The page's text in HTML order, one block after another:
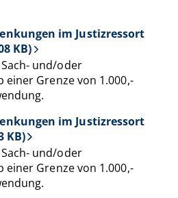
im Justizressort
KB)
und/oder
einer Grenze von 1.000,-
im Justizressort
KB)
und/oder
einer Grenze von 1.000,-